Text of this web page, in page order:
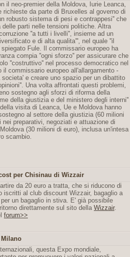
il neo-premier della Moldova, Iurie Leanca,
richieste da parte di Bruxelles al governo di
robusto sistema di pesi e contrappesi'' che
parti nelle tensioni politiche. Altra
''a tutti i livelli'', insieme ad un
e di alta qualita''', nel quale ''il
Fule. Il commissario europeo ha
compia ''ogni sforzo'' per assicurare che
''costruttivo'' nel processo democratico nel
il commissario europeo all'allargamento -
e creare uno spazio per un dibattito
Una volta affrontati questi problemi,
sostegno agli sforzi di riforma della
della giustizia e del ministero degli interni''
visita di Leanca, Ue e Moldova hanno
al settore della giustizia (60 milioni
preparativi, negoziati e attuazione di
(30 milioni di euro), inclusa un'intesa
scambio.
per Chisinau di Wizzair
da 20 euro a tratta, che si riducono di
iscritti al club discount Wizzair, bagaglio a
un bagaglio in stiva. E' già possibile
direttamente sul sito della Wizzair.
forum>>
Milano
questa Expo mondiale,